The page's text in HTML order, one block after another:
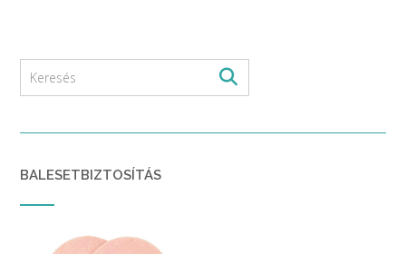
BALESETBIZTOSÍTÁS